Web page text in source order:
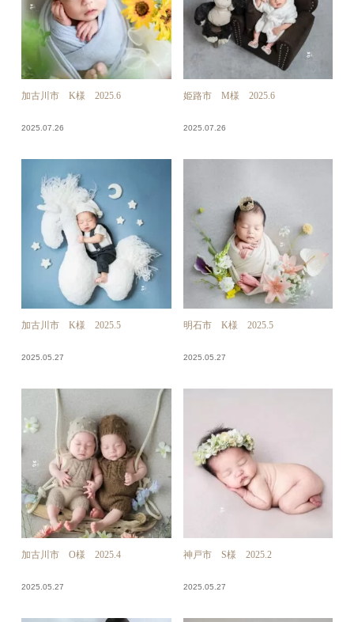
加古川市 K様 2025.6
2025.07.26
姫路市 M様 2025.6
2025.07.26
加古川市 K様 2025.5
2025.05.27
明石市 K様 2025.5
2025.05.27
加古川市 O様 2025.4
2025.05.27
神戸市 S様 2025.2
2025.05.27